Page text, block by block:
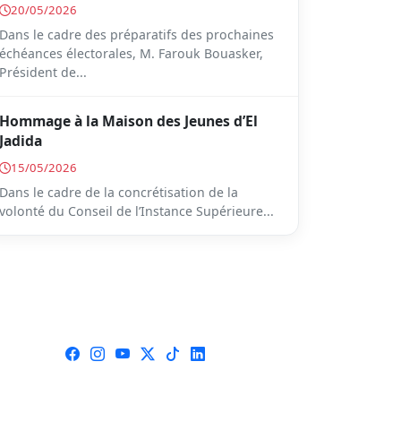
20/05/2026
Dans le cadre des préparatifs des prochaines
échéances électorales, M. Farouk Bouasker,
Président de...
Hommage à la Maison des Jeunes d’El
Jadida
15/05/2026
Dans le cadre de la concrétisation de la
volonté du Conseil de l’Instance Supérieure...